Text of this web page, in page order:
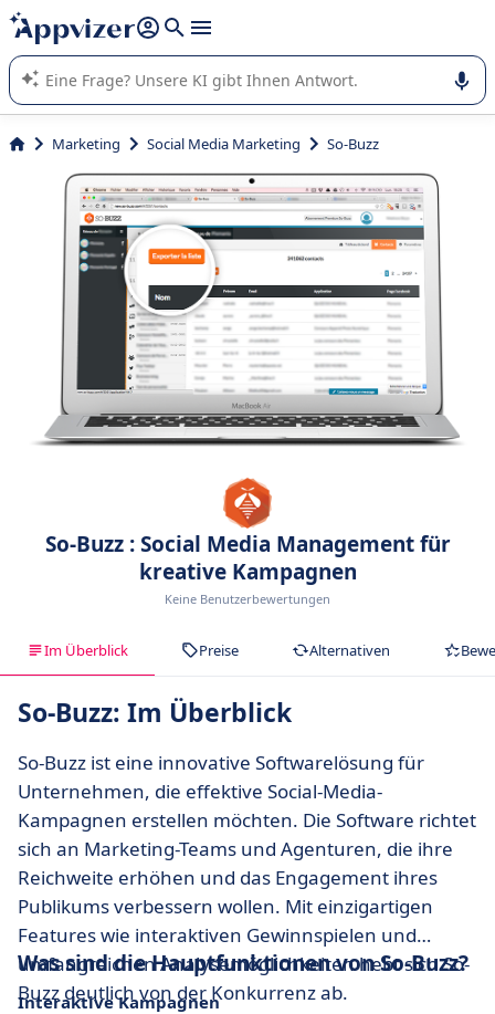
beantworten (mehrere Zeilen mit
Die KI von Appvizer führt Sie bei der Nutzung oder Auswahl
von SaaS-Software in Unternehmen.
Marketing Social Media Marketing So-Buzz
So-Buzz : Social Media Management für
kreative Kampagnen
Keine Benutzerbewertungen
Im Überblick Preise Alternativen
So-Buzz: Im Überblick
So-Buzz ist eine innovative Softwarelösung für
Unternehmen, die effektive Social-Media-
Kampagnen erstellen möchten. Die Software richtet
sich an Marketing-Teams und Agenturen, die ihre
Reichweite erhöhen und das Engagement ihres
Publikums verbessern wollen. Mit einzigartigen
Features wie interaktiven Gewinnspielen und
umfangreichen Analysemöglichkeiten hebt sich So-
Buzz deutlich von der Konkurrenz ab.
Was sind die Hauptfunktionen von So-Buzz?
Interaktive Kampagnen